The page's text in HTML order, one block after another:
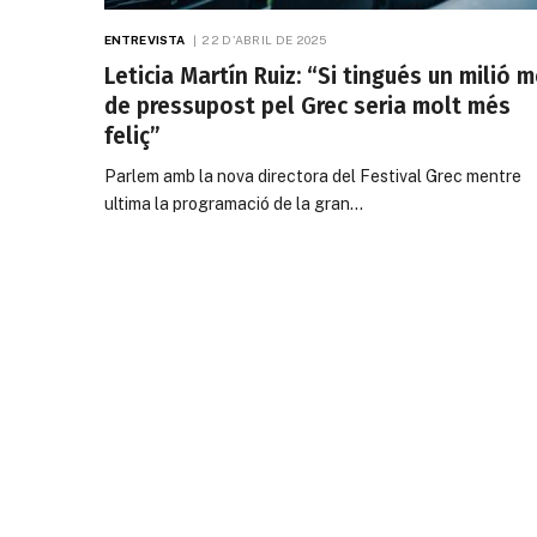
ENTREVISTA 22 D'ABRIL DE 2025
Leticia Martín Ruiz: “Si tingués un milió
de pressupost pel Grec seria molt més
feliç”
Parlem amb la nova directora del Festival Grec mentre
ultima la programació de la gran…